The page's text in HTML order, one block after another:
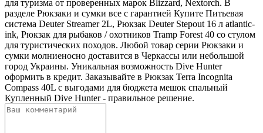
для туризма от проверенных марок Blizzard, Nextorch. В
разделе Рюкзаки и сумки все с гарантией Купите Питьевая
система Deuter Streamer 2L, Рюкзак Deuter Stepout 16 л atlantic-
ink, Рюкзак для рыбаков / охотников Tramp Forest 40 со стулом
для туристических походов. Любой товар серии Рюкзаки и
сумки молниеносно доставится в Черкассы или небольшой
город Украины. Уникальная возможность Dive Hunter
оформить в кредит. Заказывайте в Рюкзак Terra Incognita
Compass 40L с выгодами для бюджета мешок спальный
Купленный Dive Hunter - правильное решение.